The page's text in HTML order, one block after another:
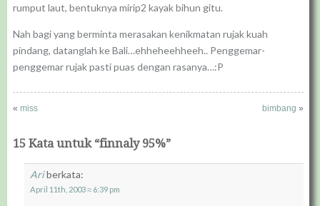
rumput laut, bentuknya mirip2 kayak bihun gitu.
Nah bagi yang berminta merasakan kenikmatan rujak kuah
pindang, datanglah ke Bali…ehheheehheeh.. Penggemar-
penggemar rujak pasti puas dengan rasanya…:P
« miss bimbang »
15 Kata untuk “finnaly 95%”
Ariberkata:
April 11th, 2003 ≈ 6:39 pm